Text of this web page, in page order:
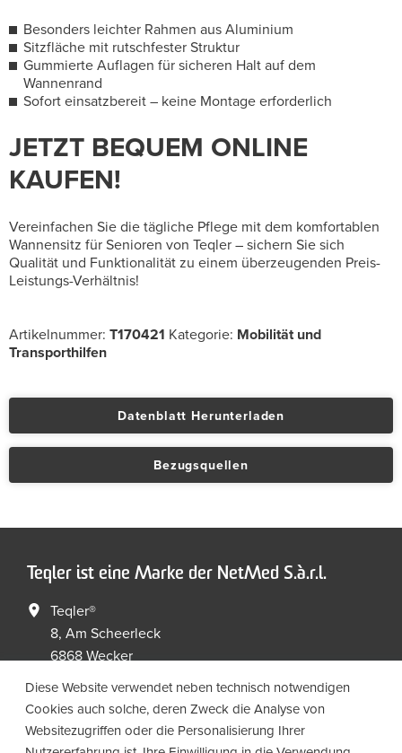
Besonders leichter Rahmen aus Aluminium
Sitzfläche mit rutschfester Struktur
Gummierte Auflagen für sicheren Halt auf dem
Wannenrand
Sofort einsatzbereit – keine Montage erforderlich
JETZT BEQUEM ONLINE
KAUFEN!
Vereinfachen Sie die tägliche Pflege mit dem komfortablen
Wannensitz für Senioren von Teqler – sichern Sie sich
Qualität und Funktionalität zu einem überzeugenden Preis-
Leistungs-Verhältnis!
Artikelnummer: T170421 Kategorie: Mobilität und
Transporthilfen
Datenblatt Herunterladen
Bezugsquellen
Teqler ist eine Marke der NetMed S.à.r.l.
Teqler®
8, Am Scheerleck
6868 Wecker
Luxembourg
+352 267149 09
+352 267149 19
info@netmed.lu
Diese Website verwendet neben technisch notwendigen
Cookies auch solche, deren Zweck die Analyse von
Websitezugriffen oder die Personalisierung Ihrer